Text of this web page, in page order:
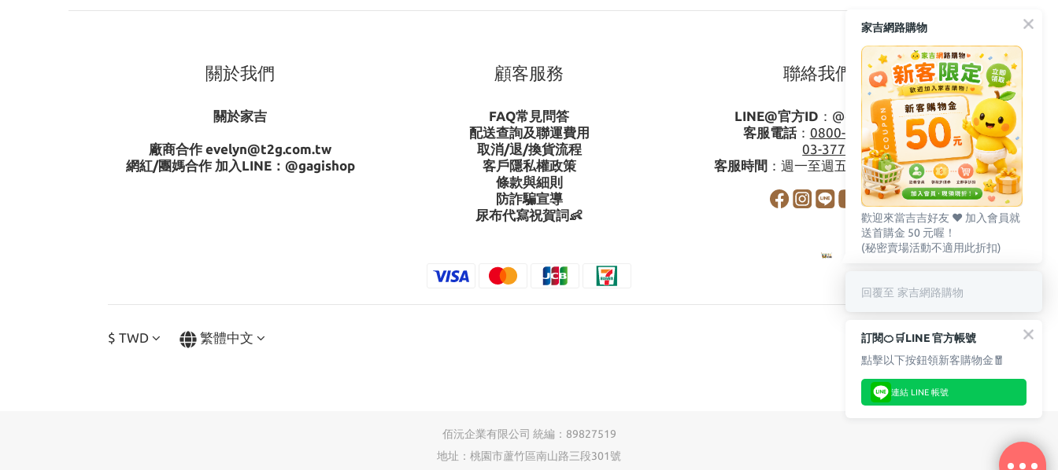
關於我們
關於家吉
廠商合作 evelyn@t2g.com.tw
網紅/團媽合作 加入LINE： @gagishop
顧客服務
FAQ常見問答
配送查詢及聯運費用
取消/退/換貨流程
客戶隱私權政策
條款與細則
防詐騙宣導
尿布代寫祝賀詞👶
聯絡我們
LINE@官方ID ： @gagishop
客服電話： 0800-273795
03-3778587
客服時間 ：週一至週五08:30-17:30
$ TWD 繁體中文
佰沅企業有限公司 統編：89827519
地址：桃園市蘆竹區南山路三段301號
家吉網路購物
歡迎來當吉吉好友 ♥️ 加入會員就
送首購金 50 元喔！
(秘密賣場活動不適用此折扣)
回覆至 家吉網路購物
訂閱🍊🛒LINE 官方帳號
點擊以下按鈕領新客購物金🧧
連結 LINE 帳號